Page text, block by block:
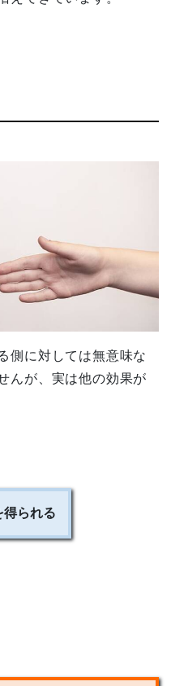
側に対しては無意味な
んが、実は他の効果が
得られる